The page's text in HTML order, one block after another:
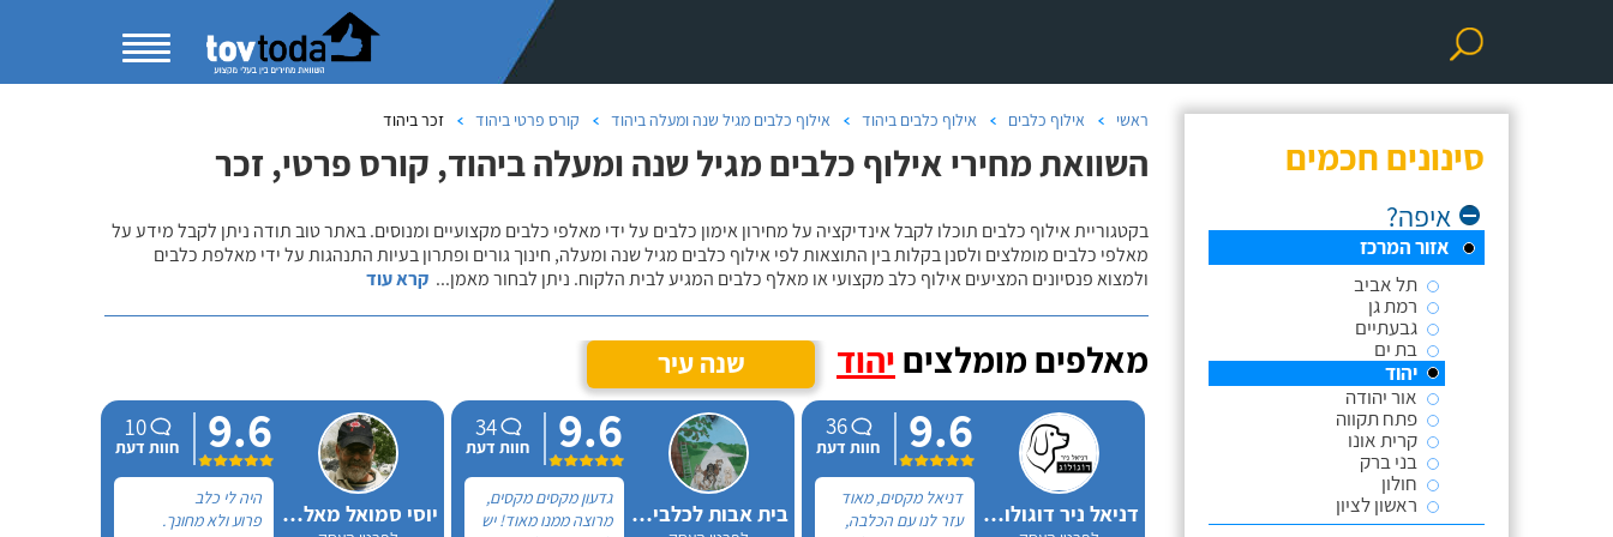
סינונים חכמים
איפה?
אזור המרכז
תל אביב
רמת גן
גבעתיים
בת ים
יהוד
אור יהודה
פתח תקווה
קרית אונו
בני ברק
חולון
ראשון לציון
ראשי אילוף כלבים אילוף כלבים ביהוד אילוף כלבים מגיל שנה ומעלה ביהוד קורס פרטי ביהוד זכר ביהוד
השוואת מחירי אילוף כלבים מגיל שנה ומעלה ביהוד, קורס פרטי, זכר
בקטגוריית אילוף כלבים תוכלו לקבל אינדיקציה על מחירון אימון כלבים על ידי מאלפי כלבים מקצועיים ומנוסים. באתר טוב תודה ניתן לקבל מידע על
מאלפי כלבים מומלצים ולסנן בקלות בין התוצאות לפי אילוף כלבים מגיל שנה ומעלה, חינוך גורים ופתרון בעיות התנהגות על ידי מאלפת כלבים
ולמצוא פנסיונים המציעים אילוף כלב מקצועי או מאלף כלבים המגיע לבית הלקוח. ניתן לבחור מאמן... קרא עוד
מאלפים מומלצים יהוד שנה עיר
דניאל ניר דוגולוג אילוף כלבים
9.6
36
חוות דעת
דניאל מקסים, מאוד
עזר לנו עם הכלבה,
בית אבות לכלבים ופנסיון חתולים
9.6
34
חוות דעת
גדעון מקסים מקסים,
מרוצה ממנו מאוד! יש
יוסי סמואל מאלף הכלבים
9.6
10
חוות דעת
היה לי כלב
פרוע ולא מחונך.